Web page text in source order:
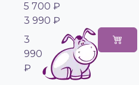
5 700 ₽
3 990 ₽
3
990
₽